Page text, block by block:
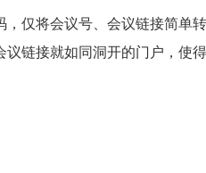
，仅将会议号、会议链接简单转
议链接就如同洞开的门户，使得